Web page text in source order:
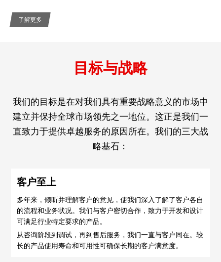
了解更多
目标与战略
我们的目标是在对我们具有重要战略意义的市场中
建立并保持全球市场领先之一地位。这正是我们一
直致力于提供卓越服务的原因所在。我们的三大战
略基石：
客户至上
多年来，倾听并理解客户的意见，使我们深入了解了客户各自
的流程和业务状况。我们与客户密切合作，致力于开发和设计
可满足行业特定要求的产品。
从咨询阶段到调试，再到售后服务，我们一直与客户同在。较
长的产品使用寿命和可用性可确保长期的客户满意度。